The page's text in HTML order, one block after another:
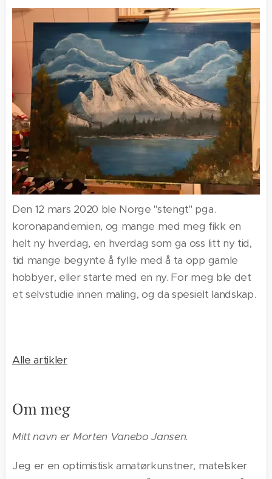
Den 12 mars 2020 ble Norge "stengt" pga.
koronapandemien, og mange med meg fikk en
helt ny hverdag, en hverdag som ga oss litt ny tid,
tid mange begynte å fylle med å ta opp gamle
hobbyer, eller starte med en ny. For meg ble det
et selvstudie innen maling, og da spesielt landskap.
Alle artikler
Om meg
Mitt navn er Morten Vanebo Jansen.
Jeg er en optimistisk amatørkunstner, matelsker